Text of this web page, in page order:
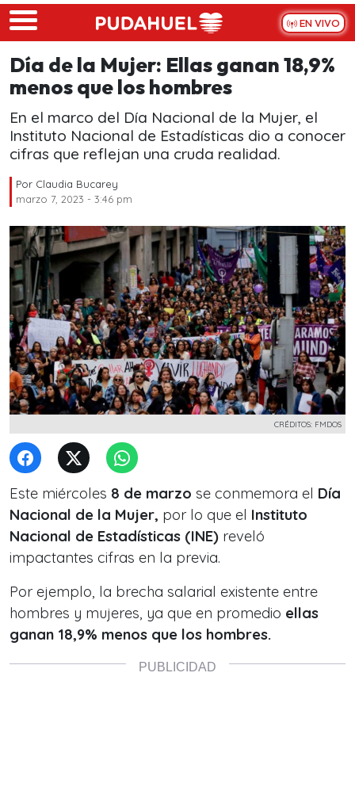
Skip to main content
EN VIVO
Día de la Mujer: Ellas ganan 18,9%
menos que los hombres
En el marco del Día Nacional de la Mujer, el
Instituto Nacional de Estadísticas dio a conocer
cifras que reflejan una cruda realidad.
Por Claudia Bucarey
marzo 7, 2023 - 3:46 pm
CRÉDITOS: FMDOS
Este miércoles 8 de marzo se conmemora el Día
Nacional de la Mujer, por lo que el Instituto
Nacional de Estadísticas (INE) reveló
impactantes cifras en la previa.
Por ejemplo, la brecha salarial existente entre
hombres y mujeres, ya que en promedio ellas
ganan 18,9% menos que los hombres.